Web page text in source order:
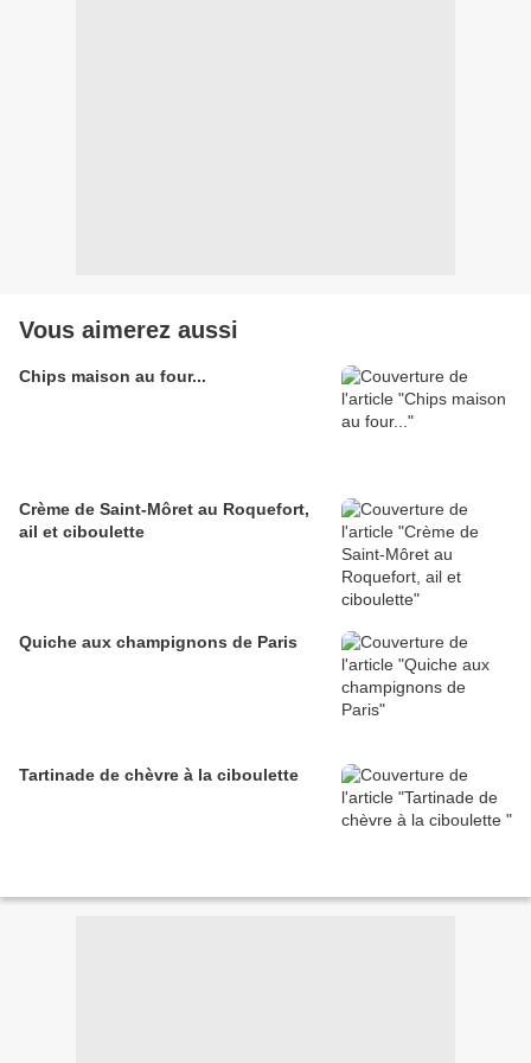
Vous aimerez aussi
Chips maison au four...
Crème de Saint-Môret au Roquefort,
ail et ciboulette
Quiche aux champignons de Paris
Tartinade de chèvre à la ciboulette